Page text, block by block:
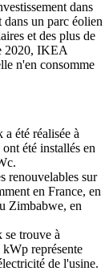
dans
dans un parc éolien
et des plus de
2020, IKEA
n'en consomme
été réalisée à
été installés en
renouvelables sur
en France, en
Zimbabwe, en
se trouve à
représente
de l'usine.